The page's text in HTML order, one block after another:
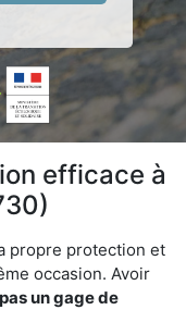
efficace à
propre protection et
occasion. Avoir
un gage de